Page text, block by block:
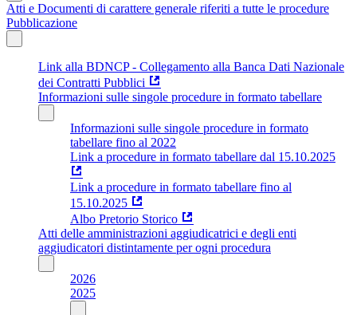
Atti e Documenti di carattere generale riferiti a tutte le procedure
Pubblicazione
Link alla BDNCP - Collegamento alla Banca Dati Nazionale
dei Contratti Pubblici
Informazioni sulle singole procedure in formato tabellare
Informazioni sulle singole procedure in formato
tabellare fino al 2022
Link a procedure in formato tabellare dal 15.10.2025
Link a procedure in formato tabellare fino al
15.10.2025
Albo Pretorio Storico
Atti delle amministrazioni aggiudicatrici e degli enti
aggiudicatori distintamente per ogni procedura
2026
2025